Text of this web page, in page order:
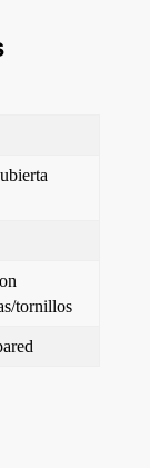
tornillos